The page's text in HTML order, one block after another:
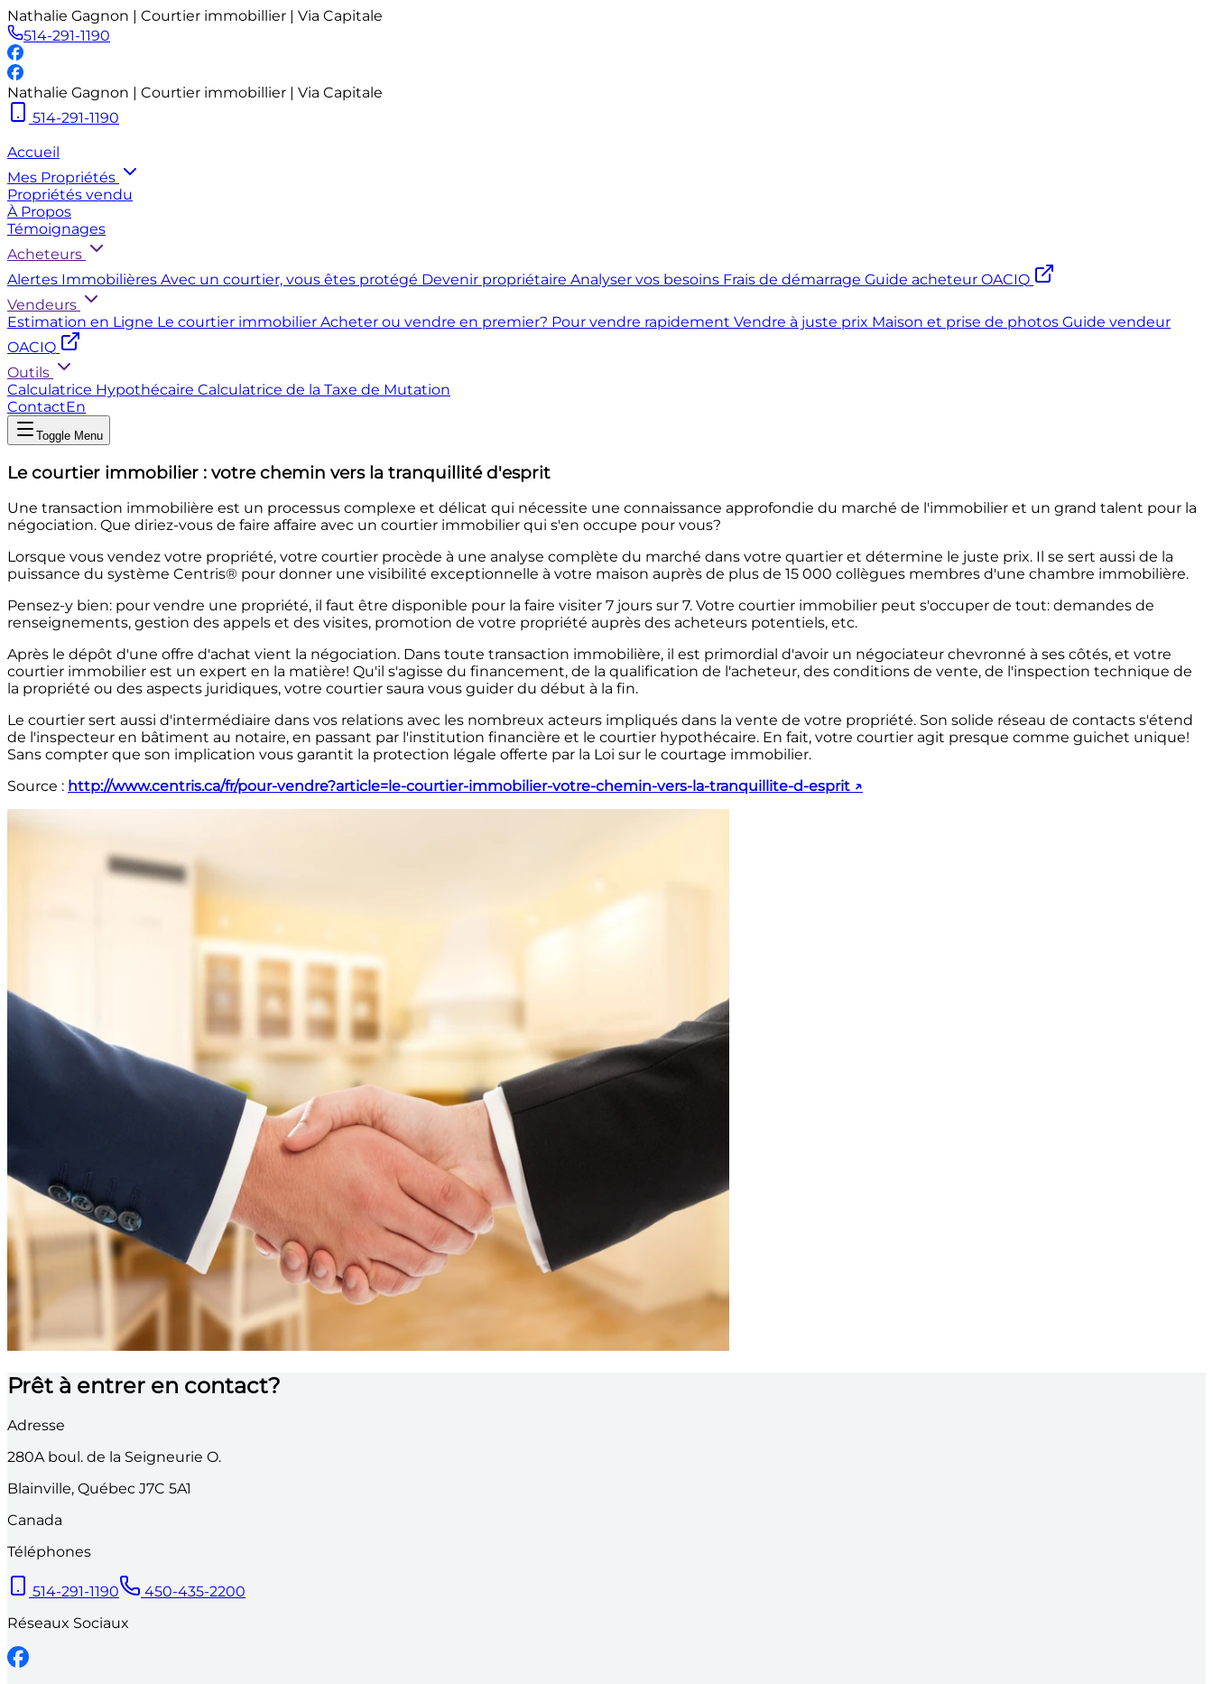
Nathalie Gagnon | Courtier immobillier | Via Capitale
514-291-1190
Nathalie Gagnon | Courtier immobillier | Via Capitale
514-291-1190
Accueil
Mes Propriétés
Propriétés vendu
À Propos
Témoignages
Acheteurs
Alertes Immobilières Avec un courtier, vous êtes protégé Devenir propriétaire Analyser vos besoins Frais de démarrage Guide acheteur OACIQ
Vendeurs
Estimation en Ligne Le courtier immobilier Acheter ou vendre en premier? Pour vendre rapidement Vendre à juste prix Maison et prise de photos Guide vendeur
OACIQ
Outils
Calculatrice Hypothécaire Calculatrice de la Taxe de Mutation
ContactEn
Toggle Menu
Le courtier immobilier : votre chemin vers la tranquillité d'esprit
Une transaction immobilière est un processus complexe et délicat qui nécessite une connaissance approfondie du marché de l'immobilier et un grand talent pour la
négociation. Que diriez-vous de faire affaire avec un courtier immobilier qui s'en occupe pour vous?
Lorsque vous vendez votre propriété, votre courtier procède à une analyse complète du marché dans votre quartier et détermine le juste prix. Il se sert aussi de la
puissance du système Centris® pour donner une visibilité exceptionnelle à votre maison auprès de plus de 15 000 collègues membres d'une chambre immobilière.
Pensez-y bien: pour vendre une propriété, il faut être disponible pour la faire visiter 7 jours sur 7. Votre courtier immobilier peut s'occuper de tout: demandes de
renseignements, gestion des appels et des visites, promotion de votre propriété auprès des acheteurs potentiels, etc.
Après le dépôt d'une offre d'achat vient la négociation. Dans toute transaction immobilière, il est primordial d'avoir un négociateur chevronné à ses côtés, et votre
courtier immobilier est un expert en la matière! Qu'il s'agisse du financement, de la qualification de l'acheteur, des conditions de vente, de l'inspection technique de
la propriété ou des aspects juridiques, votre courtier saura vous guider du début à la fin.
Le courtier sert aussi d'intermédiaire dans vos relations avec les nombreux acteurs impliqués dans la vente de votre propriété. Son solide réseau de contacts s'étend
de l'inspecteur en bâtiment au notaire, en passant par l'institution financière et le courtier hypothécaire. En fait, votre courtier agit presque comme guichet unique!
Sans compter que son implication vous garantit la protection légale offerte par la Loi sur le courtage immobilier.
Source : http://www.centris.ca/fr/pour-vendre?article=le-courtier-immobilier-votre-chemin-vers-la-tranquillite-d-esprit ↗
Prêt à entrer en contact?
Adresse
280A boul. de la Seigneurie O.
Blainville, Québec J7C 5A1
Canada
Téléphones
514-291-1190
450-435-2200
Réseaux Sociaux